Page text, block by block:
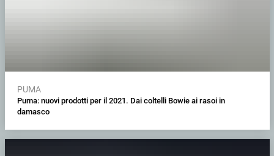
PUMA
Puma: nuovi prodotti per il 2021. Dai coltelli Bowie ai rasoi in
damasco